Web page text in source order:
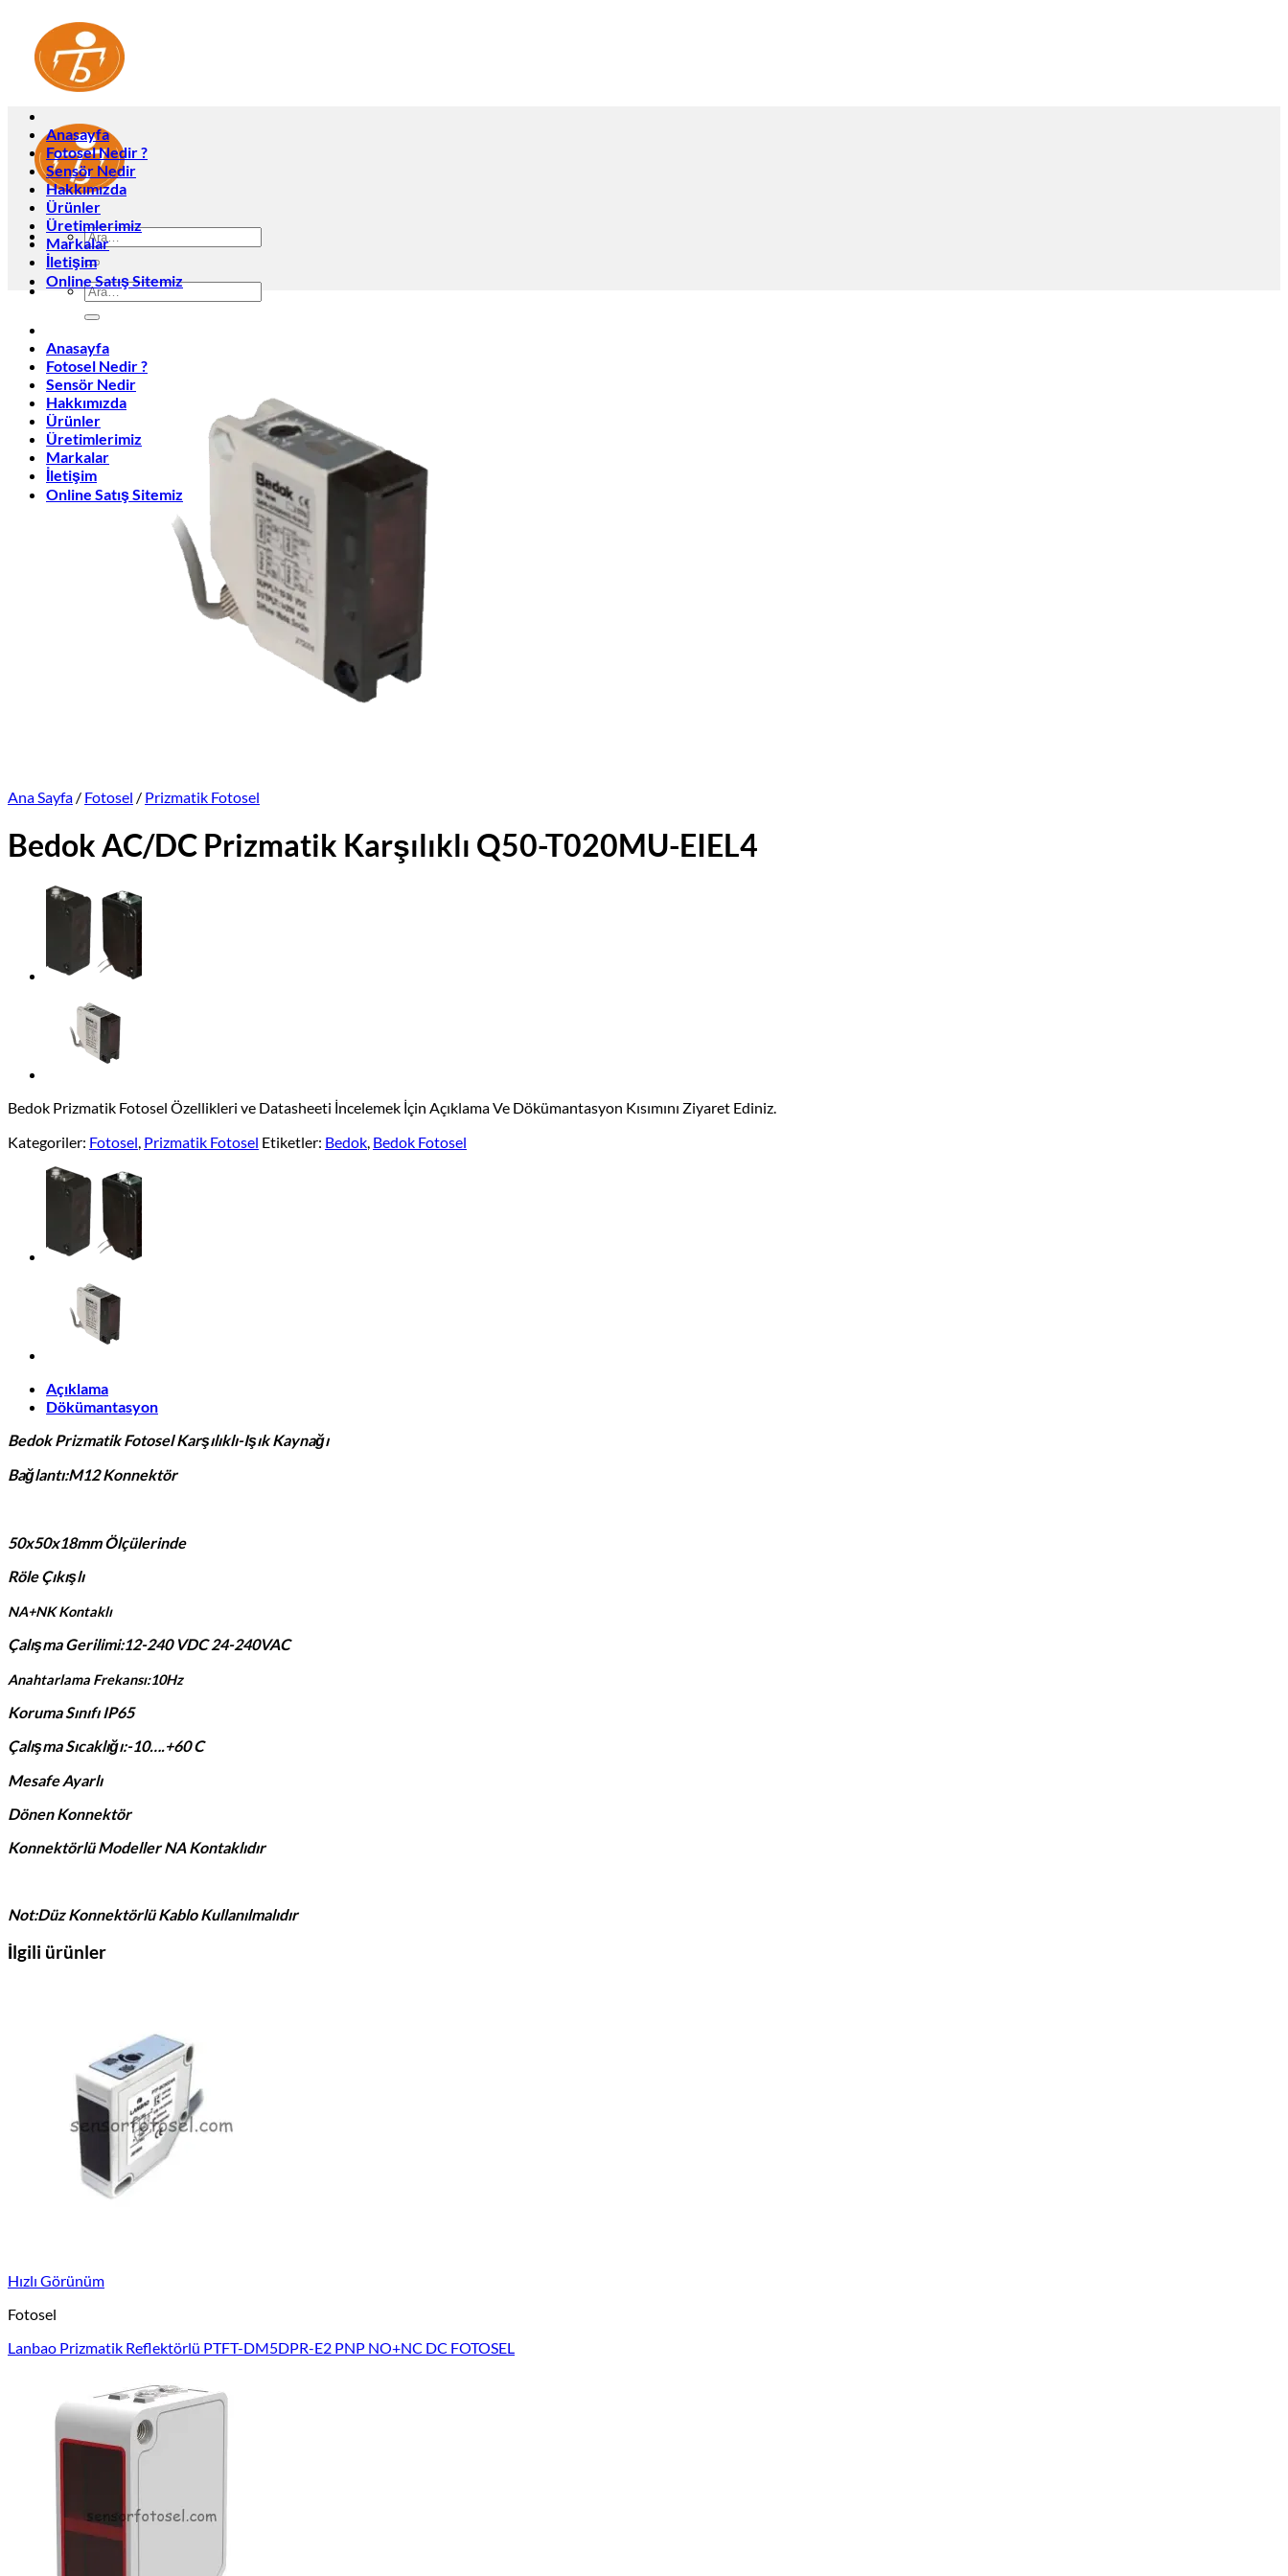
Ara:
Ara:
Anasayfa
Fotosel Nedir ?
Sensör Nedir
Hakkımızda
Ürünler
Üretimlerimiz
Markalar
İletişim
Online Satış Sitemiz
Anasayfa
Fotosel Nedir ?
Sensör Nedir
Hakkımızda
Ürünler
Üretimlerimiz
Markalar
İletişim
Online Satış Sitemiz
Ana Sayfa / Fotosel / Prizmatik Fotosel
Bedok AC/DC Prizmatik Karşılıklı Q50-T020MU-EIEL4
Bedok Prizmatik Fotosel Özellikleri ve Datasheeti İncelemek İçin Açıklama Ve Dökümantasyon Kısımını Ziyaret Ediniz.
Kategoriler: Fotosel, Prizmatik Fotosel Etiketler: Bedok, Bedok Fotosel
Açıklama
Dökümantasyon
Bedok Prizmatik Fotosel Karşılıklı-Işık Kaynağı
Bağlantı:M12 Konnektör
50x50x18mm Ölçülerinde
Röle Çıkışlı
NA+NK Kontaklı
Çalışma Gerilimi:12-240 VDC 24-240VAC
Anahtarlama Frekansı:10Hz
Koruma Sınıfı IP65
Çalışma Sıcaklığı:-10….+60 C
Mesafe Ayarlı
Dönen Konnektör
Konnektörlü Modeller NA Kontaklıdır
Not:Düz Konnektörlü Kablo Kullanılmalıdır
İlgili ürünler
Hızlı Görünüm
Fotosel
Lanbao Prizmatik Reflektörlü PTFT-DM5DPR-E2 PNP NO+NC DC FOTOSEL